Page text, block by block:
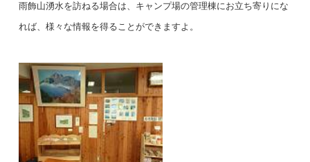
雨飾山湧水を訪ねる場合は、キャンプ場の管理棟にお立ち寄りにな
れば、様々な情報を得ることができますよ。